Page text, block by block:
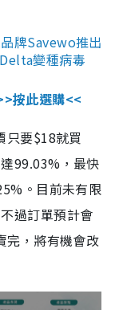
牌Savewo推出
變種病毒
按此選購<<
只要$18就買
99.03%，最快
。目前未有限
過訂單預計會
完，將有機會改